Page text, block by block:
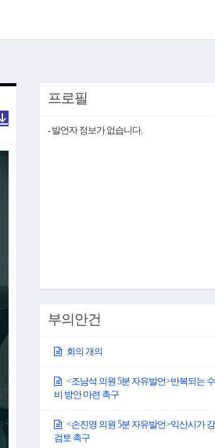
프로필
- 발언자 정보가 없습니다.
부의안건
회의 개의
<조남석 의원 5분 자유발언>반복되는
비 방안 마련 촉구
<손진영 의원 5분 자유발언>익산시가
검토 촉구